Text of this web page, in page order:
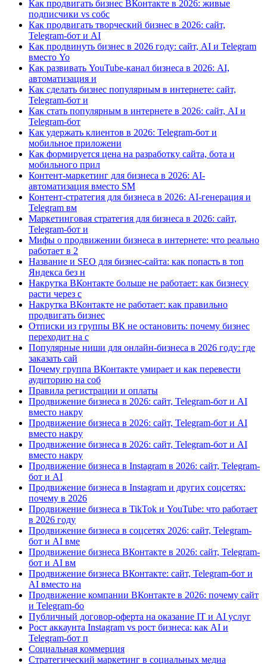
Как продвигать бизнес ВКонтакте в 2026: живые
подписчики vs собс
Как продвигать творческий бизнес в 2026: сайт,
Telegram-бот и AI
Как продвинуть бизнес в 2026 году: сайт, AI и Telegram
вместо Yo
Как развивать YouTube-канал бизнеса в 2026: AI,
автоматизация и
Как сделать бизнес популярным в интернете: сайт,
Telegram-бот и
Как стать популярным в интернете в 2026: сайт, AI и
Telegram-бот
Как удержать клиентов в 2026: Telegram-бот и
мобильное приложени
Как формируется цена на разработку сайта, бота и
мобильного прил
Контент-маркетинг для бизнеса в 2026: AI-
автоматизация вместо SM
Контент-стратегия для бизнеса в 2026: AI-генерация и
Telegram вм
Маркетинговая стратегия для бизнеса в 2026: сайт,
Telegram-бот и
Мифы о продвижении бизнеса в интернете: что реально
работает в 2
Название и SEO для бизнес-сайта: как попасть в топ
Яндекса без н
Накрутка ВКонтакте больше не работает: как бизнесу
расти через с
Накрутка ВКонтакте не работает: как правильно
продвигать бизнес
Отписки из группы ВК не остановить: почему бизнес
переходит на с
Популярные ниши для онлайн-бизнеса в 2026 году: где
заказать сай
Почему группа ВКонтакте умирает и как перевести
аудиторию на соб
Правила регистрации и оплаты
Продвижение бизнеса в 2026: сайт, Telegram-бот и AI
вместо накру
Продвижение бизнеса в 2026: сайт, Telegram-бот и AI
вместо накру
Продвижение бизнеса в 2026: сайт, Telegram-бот и AI
вместо накру
Продвижение бизнеса в Instagram в 2026: сайт, Telegram-
бот и AI
Продвижение бизнеса в Instagram и других соцсетях:
почему в 2026
Продвижение бизнеса в TikTok и YouTube: что работает
в 2026 году
Продвижение бизнеса в соцсетях 2026: сайт, Telegram-
бот и AI вме
Продвижение бизнеса ВКонтакте в 2026: сайт, Telegram-
бот и AI вм
Продвижение бизнеса ВКонтакте: сайт, Telegram-бот и
AI вместо на
Продвижение компании ВКонтакте в 2026: почему сайт
и Telegram-бо
Публичный договор-оферта на оказание IT и AI услуг
Рост аккаунта Instagram vs рост бизнеса: как AI и
Telegram-бот п
Социальная коммерция
Стратегический маркетинг в социальных медиа